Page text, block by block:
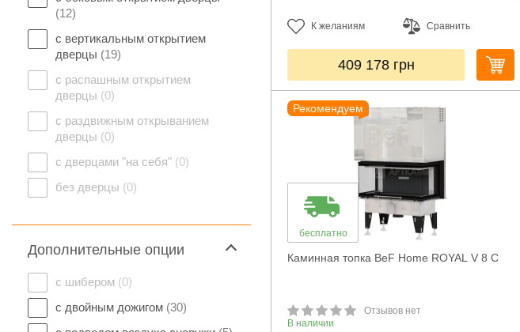
(12)
с вертикальным открытием
дверцы (19)
с распашным открытием
дверцы (0)
с раздвижным открыванием
дверцы (0)
с дверцами "на себя" (0)
без дверцы (0)
Дополнительные опции
с шибером (0)
с двойным дожигом (30)
К желаниям Сравнить
409 178 грн
Рекомендуем
бесплатно
Каминная топка BeF Home ROYAL V 8 C
Отзывов нет
В наличии